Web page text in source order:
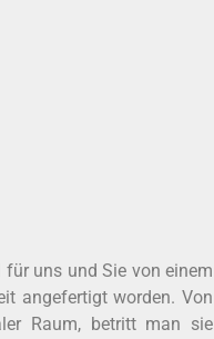
uns und Sie von einem
angefertigt worden. Von
Raum, betritt man sie